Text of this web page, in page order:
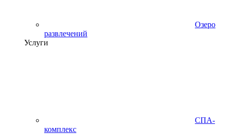
Озеро
развлечений
Услуги
СПА-
комплекс